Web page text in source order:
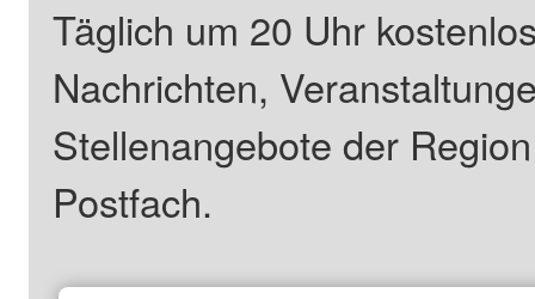
Täglich um 20 Uhr
Nachrichten,
Stellenangebote der
Postfach.